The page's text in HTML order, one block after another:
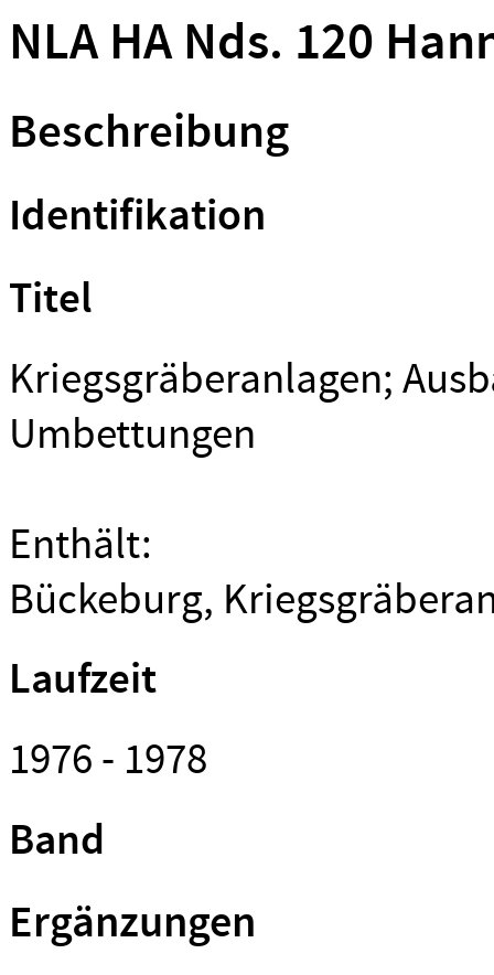
NLA HA Nds. 120
Beschreibung
Identifikation
Titel
Kriegsgräberanlagen;
Umbettungen
Enthält:
Bückeburg,
Laufzeit
1976 - 1978
Band
Ergänzungen